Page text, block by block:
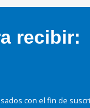
recibir:
con el fin de